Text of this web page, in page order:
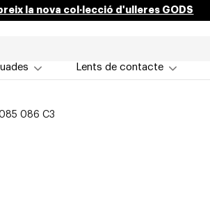
la nova col·lecció d'ulleres GODS
Lents de contacte
086 C3